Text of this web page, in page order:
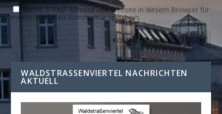
Name, E-Mail-Adresse und Website in diesem Browser für
meinen nächsten Kommentar speichern.
WALDSTRASSENVIERTEL NACHRICHTEN A
KTUELL